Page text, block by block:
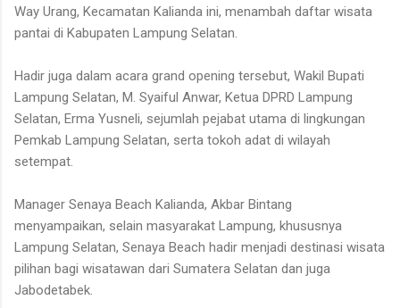
Way Urang, Kecamatan Kalianda ini, menambah daftar wisata
pantai di Kabupaten Lampung Selatan.
Hadir juga dalam acara grand opening tersebut, Wakil Bupati
Lampung Selatan, M. Syaiful Anwar, Ketua DPRD Lampung
Selatan, Erma Yusneli, sejumlah pejabat utama di lingkungan
Pemkab Lampung Selatan, serta tokoh adat di wilayah
setempat.
Manager Senaya Beach Kalianda, Akbar Bintang
menyampaikan, selain masyarakat Lampung, khususnya
Lampung Selatan, Senaya Beach hadir menjadi destinasi wisata
pilihan bagi wisatawan dari Sumatera Selatan dan juga
Jabodetabek.